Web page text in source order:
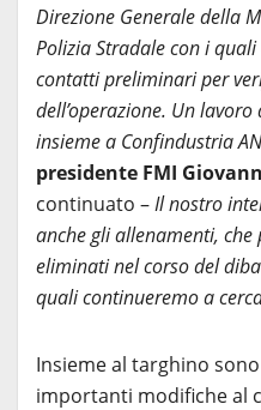
Direzione Generale della
Polizia Stradale con i
contatti preliminari per
dell’operazione. Un
insieme a Confindustria
presidente FMI
continuato –Il nostro
anche gli allenamenti,
eliminati nel corso del
quali continueremo a
Insieme al targhino
importanti modifiche al